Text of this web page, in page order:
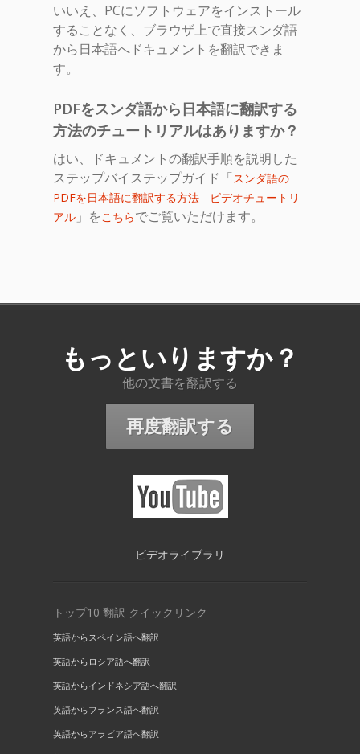
いいえ、PCにソフトウェアをインストール
することなく、ブラウザ上で直接スンダ語
から日本語へドキュメントを翻訳できま
す。
PDFをスンダ語から日本語に翻訳する
方法のチュートリアルはありますか？
はい、ドキュメントの翻訳手順を説明した
ステップバイステップガイド「スンダ語の
PDFを日本語に翻訳する方法 - ビデオチュートリ
アル 」を こちらでご覧いただけます。
もっといりますか？
他の文書を翻訳する
再度翻訳する
ビデオライブラリ
トップ10 翻訳 クイックリンク
英語からスペイン語へ翻訳
英語からロシア語へ翻訳
英語からインドネシア語へ翻訳
英語からフランス語へ翻訳
英語からアラビア語へ翻訳